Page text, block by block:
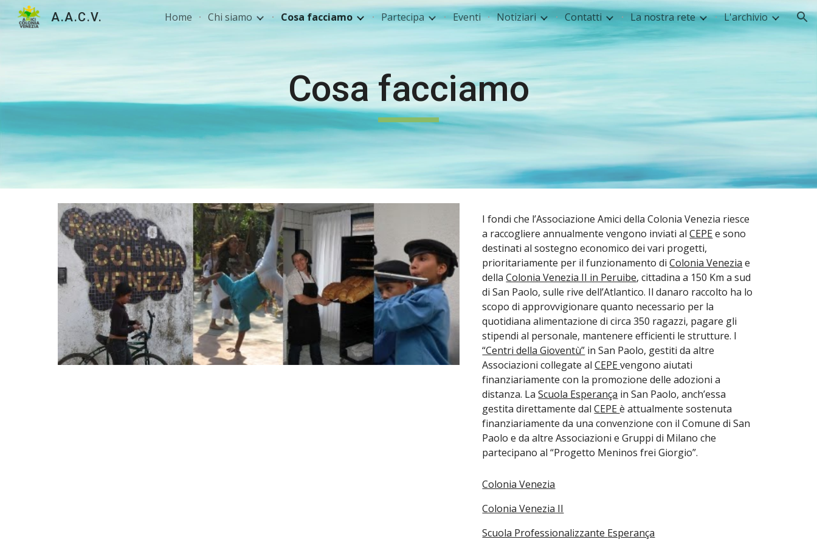
Skip to main content Skip to navigation
A.A.C.V. Home Chi siamo Cosa facciamo Partecipa Eventi Notiziari Contatti La nostra rete L'archivio
Cosa facciamo
I fondi che l’Associazione Amici della Colonia Venezia riesce
a raccogliere annualmente vengono inviati alCEPEe sono
destinati al sostegno economico dei vari progetti,
prioritariamente per il funzionamento diColonia Venezia e
dellaColonia Venezia II in Peruibe, cittadina a 150 Km a sud
di San Paolo, sulle rive dell’Atlantico. Il danaro raccolto ha lo
scopo di approvvigionare quanto necessario per la
quotidiana alimentazione di circa 350 ragazzi, pagare gli
stipendi al personale, mantenere efficienti le strutture. I
“Centri della Gioventù” in San Paolo, gestiti da altre
Associazioni collegate alCEPEvengono aiutati
finanziariamente con la promozione delle adozioni a
distanza. LaScuola Esperança in San Paolo, anch’essa
gestita direttamente dalCEPEè attualmente sostenuta
finanziariamente da una convenzione con il Comune di San
Paolo e da altre Associazioni e Gruppi di Milano che
partecipano al “Progetto Meninos frei Giorgio”.
Colonia Venezia
Colonia Venezia II
Scuola Professionalizzante Esperança